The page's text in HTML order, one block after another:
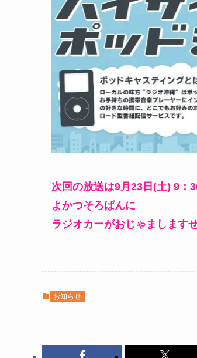
次回の放送は9月23日(土) 9：
よかつそろばんに
ラジオカーがおじゃまします
お知らせ